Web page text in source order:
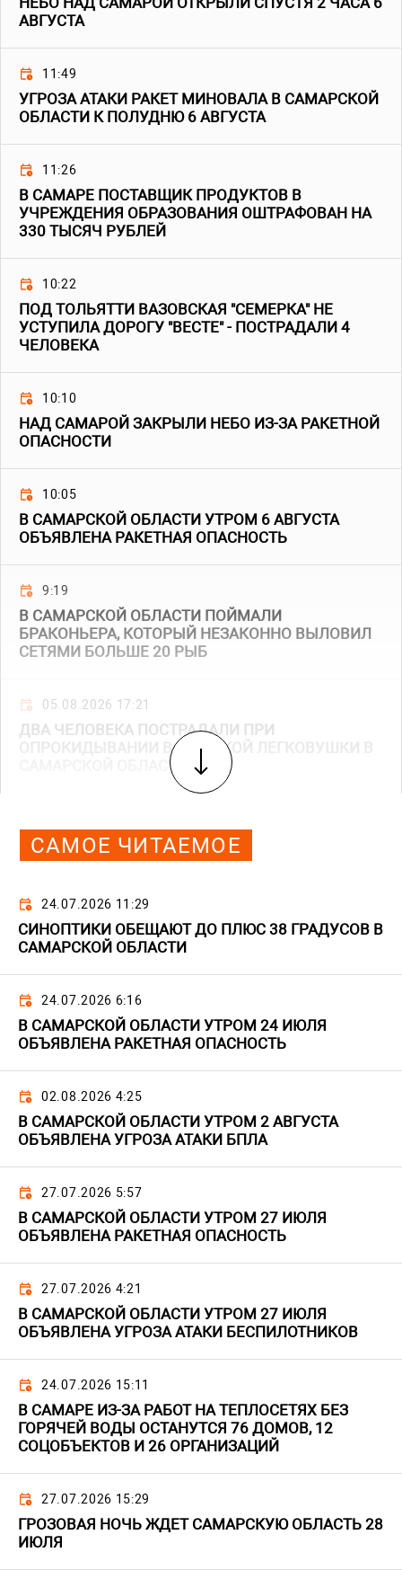
АВГУСТА
11:49
УГРОЗА АТАКИ РАКЕТ МИНОВАЛА В САМАРСКОЙ
ОБЛАСТИ К ПОЛУДНЮ 6 АВГУСТА
11:26
В САМАРЕ ПОСТАВЩИК ПРОДУКТОВ В
УЧРЕЖДЕНИЯ ОБРАЗОВАНИЯ ОШТРАФОВАН НА
330 ТЫСЯЧ РУБЛЕЙ
10:22
ПОД ТОЛЬЯТТИ ВАЗОВСКАЯ "СЕМЕРКА" НЕ
УСТУПИЛА ДОРОГУ "ВЕСТЕ" - ПОСТРАДАЛИ 4
ЧЕЛОВЕКА
10:10
НАД САМАРОЙ ЗАКРЫЛИ НЕБО ИЗ-ЗА РАКЕТНОЙ
ОПАСНОСТИ
10:05
В САМАРСКОЙ ОБЛАСТИ УТРОМ 6 АВГУСТА
ОБЪЯВЛЕНА РАКЕТНАЯ ОПАСНОСТЬ
9:19
В САМАРСКОЙ ОБЛАСТИ ПОЙМАЛИ
БРАКОНЬЕРА, КОТОРЫЙ НЕЗАКОННО ВЫЛОВИЛ
СЕТЯМИ БОЛЬШЕ 20 РЫБ
05.08.2026 17:21
ДВА ЧЕЛОВЕКА ПОСТРАДАЛИ ПРИ
ОПРОКИДЫВАНИИ ВАЗОВСКОЙ ЛЕГКОВУШКИ В
САМАРСКОЙ ОБЛАСТИ
САМОЕ ЧИТАЕМОЕ
24.07.2026 11:29
СИНОПТИКИ ОБЕЩАЮТ ДО ПЛЮС 38 ГРАДУСОВ В
САМАРСКОЙ ОБЛАСТИ
24.07.2026 6:16
В САМАРСКОЙ ОБЛАСТИ УТРОМ 24 ИЮЛЯ
ОБЪЯВЛЕНА РАКЕТНАЯ ОПАСНОСТЬ
02.08.2026 4:25
В САМАРСКОЙ ОБЛАСТИ УТРОМ 2 АВГУСТА
ОБЪЯВЛЕНА УГРОЗА АТАКИ БПЛА
27.07.2026 5:57
В САМАРСКОЙ ОБЛАСТИ УТРОМ 27 ИЮЛЯ
ОБЪЯВЛЕНА РАКЕТНАЯ ОПАСНОСТЬ
27.07.2026 4:21
В САМАРСКОЙ ОБЛАСТИ УТРОМ 27 ИЮЛЯ
ОБЪЯВЛЕНА УГРОЗА АТАКИ БЕСПИЛОТНИКОВ
24.07.2026 15:11
В САМАРЕ ИЗ-ЗА РАБОТ НА ТЕПЛОСЕТЯХ БЕЗ
ГОРЯЧЕЙ ВОДЫ ОСТАНУТСЯ 76 ДОМОВ, 12
СОЦОБЪЕКТОВ И 26 ОРГАНИЗАЦИЙ
27.07.2026 15:29
ГРОЗОВАЯ НОЧЬ ЖДЕТ САМАРСКУЮ ОБЛАСТЬ 28
ИЮЛЯ